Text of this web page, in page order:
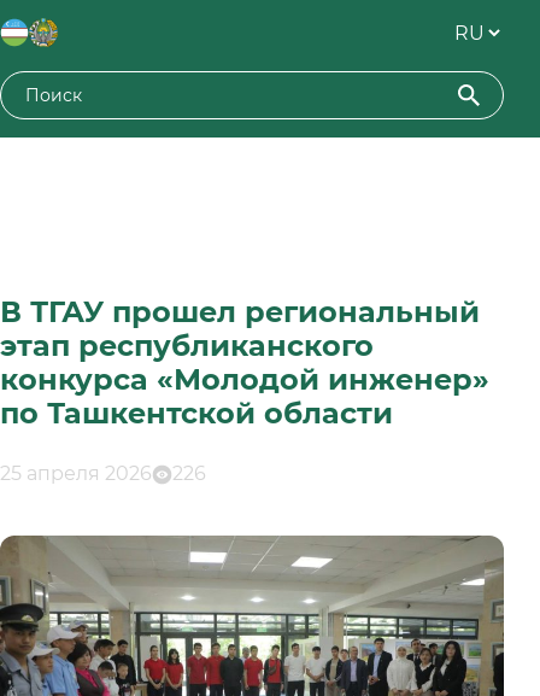
В ТГАУ прошел региональный
этап республиканского
конкурса «Молодой инженер»
по Ташкентской области
25 апреля 2026 226